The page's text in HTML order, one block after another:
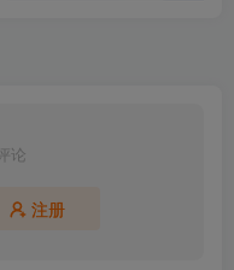
论
注册